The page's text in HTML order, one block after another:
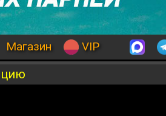
Магазин VIP